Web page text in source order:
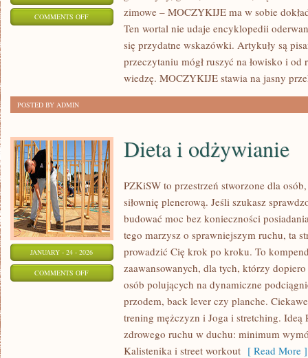
COMMENTS OFFON
zimowe – MOCZYKIJE ma w sobie
Ten wortal nie udaje encyklopedii
się przydatne wskazówki. Artykuły są
przeczytaniu mógł ruszyć na łowisko i
wiedzę. MOCZYKIJE stawia na jasny
POSTED BY ADMIN
JANUARY - 24 - 2026
COMMENTS OFFON
ODŻYWIANIE
Dieta i odżywianie
PZKiSW to przestrzeń stworzone dla
siłownię plenerową. Jeśli szukasz
budować moc bez konieczności
tego marzysz o sprawniejszym ruchu, ta
prowadzić Cię krok po kroku. To
zaawansowanych, dla tych, którzy
osób polujących na dynamiczne
przodem, back lever czy planche.
trening mężczyzn i Joga i stretching. Ideą
zdrowego ruchu w duchu: minimum
Kalistenika i street workout [ Read More ]